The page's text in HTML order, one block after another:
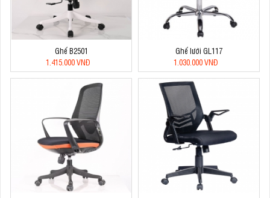
Ghế B2501
1.415.000 VNĐ
Ghế lưới GL117
1.030.000 VNĐ